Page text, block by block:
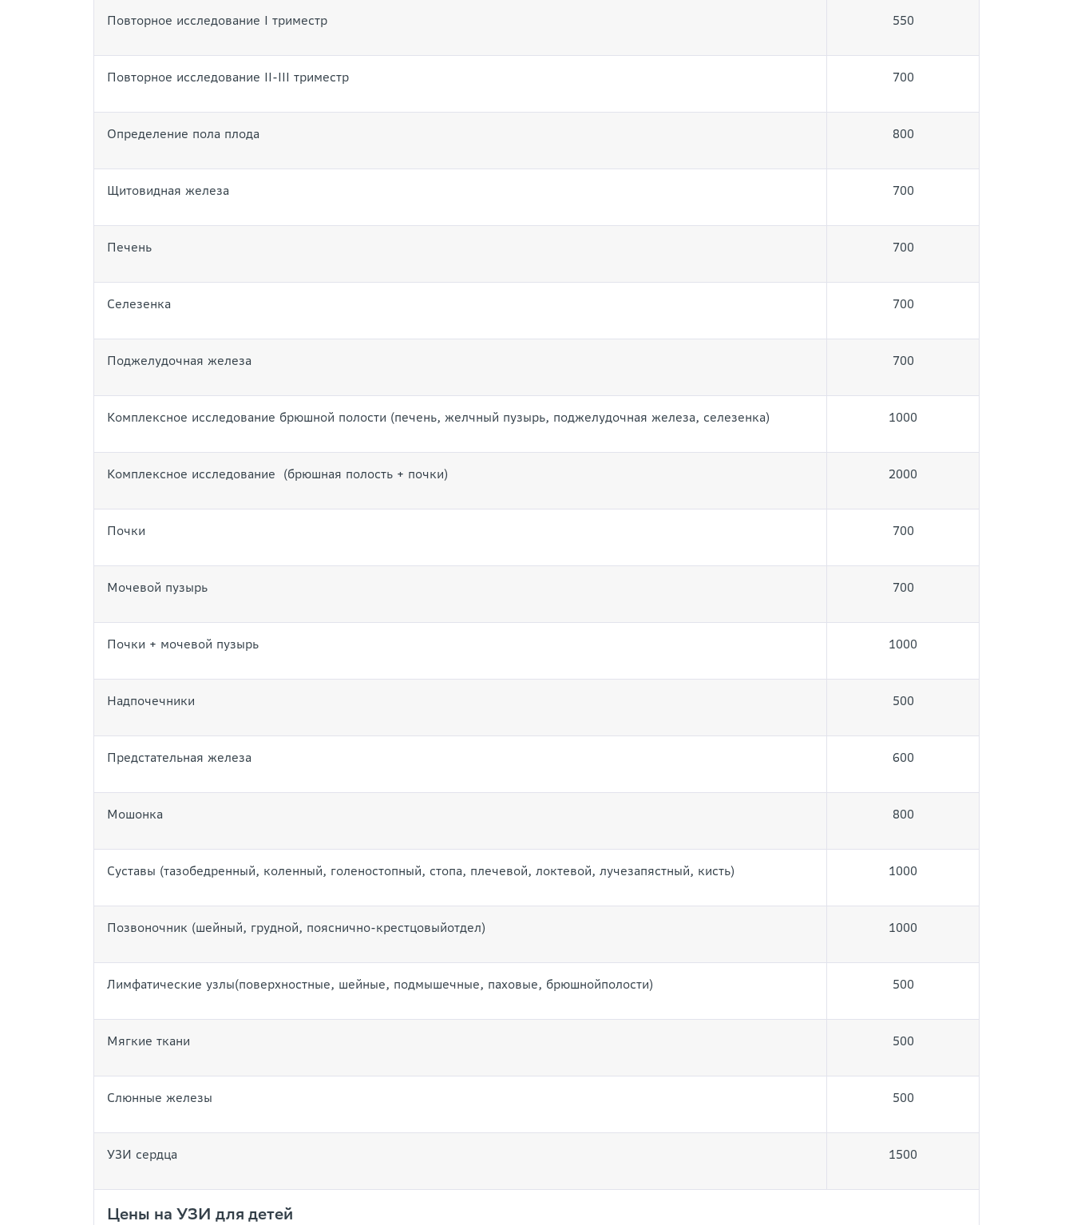
Повторное исследование I триместр 550
Повторное исследование II-III триместр 700
Определение пола плода 800
Щитовидная железа 700
Печень 700
Селезенка 700
Поджелудочная железа 700
Комплексное исследование брюшной полости (печень, желчный пузырь, поджелудочная железа, селезенка) 1000
Комплексное исследование (брюшная полость + почки) 2000
Почки 700
Мочевой пузырь 700
Почки + мочевой пузырь 1000
Надпочечники 500
Предстательная железа 600
Мошонка 800
Суставы (тазобедренный, коленный, голеностопный, стопа, плечевой, локтевой, лучезапястный, кисть) 1000
Позвоночник (шейный, грудной, пояснично-крестцовыйотдел) 1000
Лимфатические узлы(поверхностные, шейные, подмышечные, паховые, брюшнойполости) 500
Мягкие ткани 500
Слюнные железы 500
УЗИ сердца 1500
Цены на УЗИ для детей